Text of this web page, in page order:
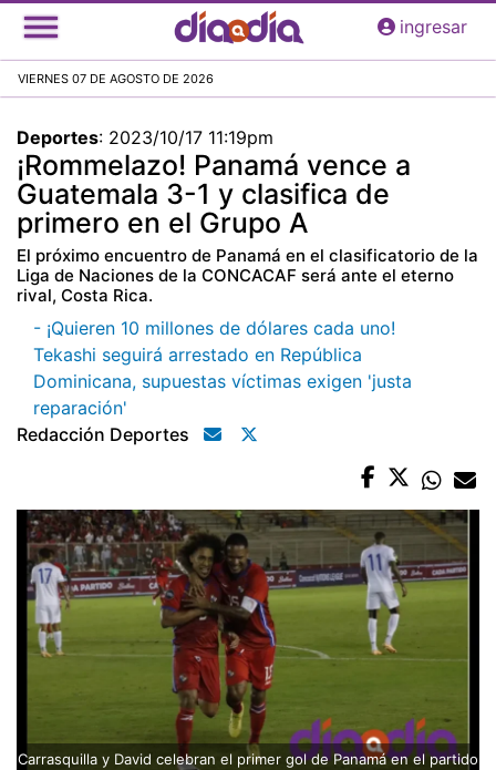
Pasar
al
principal
ingresar
VIERNES 07 DE AGOSTO DE 2026
Deportes: 2023/10/17 11:19pm
¡Rommelazo! Panamá vence a
Guatemala 3-1 y clasifica de
primero en el Grupo A
El próximo encuentro de Panamá en el clasificatorio de la
Liga de Naciones de la CONCACAF será ante el eterno
rival, Costa Rica.
- ¡Quieren 10 millones de dólares cada uno!
Tekashi seguirá arrestado en República
Dominicana, supuestas víctimas exigen 'justa
reparación'
Redacción Deportes
Carrasquilla y David celebran el primer gol de Panamá en el partido